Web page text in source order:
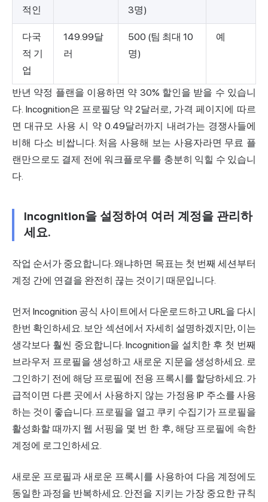
적인
3명)
다국
적 기
업
149.99달
러
500 (팀 최대 10
명)
예
반년 약정 플랜을 이용하면 약 30% 할인을 받을 수 있습니
다. Incognition은 프로필당 약 2달러로, 가격 페이지에 따르
면 대규모 사용 시 약 0.49달러까지 내려가는 경쟁사들에
비해 다소 비쌉니다. 처음 사용해 보는 사용자라면 무료 플
랜만으로도 결제 전에 워크플로우를 충분히 익힐 수 있습니
다.
Incognition을 설정하여 여러 계정을 관리하
세요.
작업 순서가 중요합니다. 왜냐하면 목표는 첫 번째 세션부터
계정 간에 연결을 완전히 끊는 것이기 때문입니다.
먼저 Incognition 공식 사이트에서 다운로드하고 URL을 다시
한번 확인하세요. 보안 섹션에서 자세히 설명하겠지만, 이는
생각보다 훨씬 중요합니다. Incognition을 설치한 후 첫 번째
브라우저 프로필을 생성하고 새로운 지문을 생성하세요. 로
그인하기 전에 해당 프로필에 전용 프록시를 할당하세요. 가
급적이면 다른 곳에서 사용하지 않는 가정용 IP 주소를 사용
하는 것이 좋습니다. 프로필을 열고 쿠키 수집기가 프로필을
활성화할 때까지 웹 서핑을 몇 번 한 후, 해당 프로필에 속한
계정에 로그인하세요.
새로운 프로필과 새로운 프록시를 사용하여 다음 계정에도
동일한 과정을 반복하세요. 안전을 지키는 가장 중요한 규칙